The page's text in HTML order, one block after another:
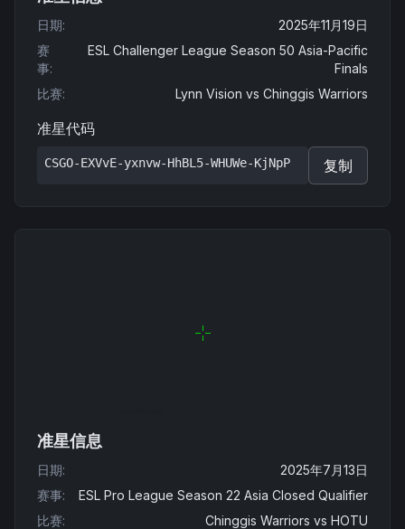
日期:
2025年11月19日
赛
事:
ESL Challenger League Season 50 Asia-Pacific
Finals
比赛: Lynn Vision vs Chinggis Warriors
准星代码
CSGO-EXVvE-yxnvw-HhBL5-WHUWe-KjNpP 复制
准星信息
日期:
2025年7月13日
赛事:
ESL Pro League Season 22 Asia Closed Qualifier
比赛: Chinggis Warriors vs HOTU